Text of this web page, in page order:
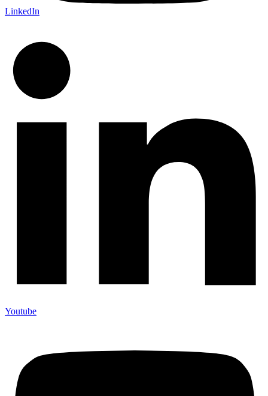
LinkedIn
Youtube